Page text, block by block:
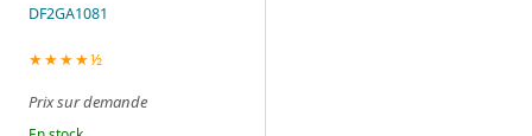
DF2GA1081
★★★★½
Prix sur demande